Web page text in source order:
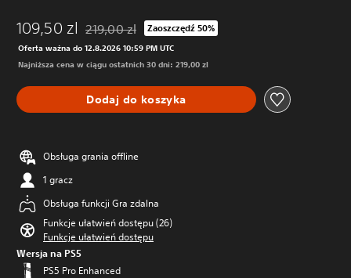
109,50 zl Zastosowano zniżkę z oryginalnej ceny wynoszącej
219,00 zl Zaoszczędź 50%
Oferta ważna do 12.8.2026 10:59 PM UTC
Najniższa cena w ciągu ostatnich 30 dni: 219,00 zl
Dodaj do koszyka
Obsługa grania offline
1 gracz
Obsługa funkcji Gra zdalna
Funkcje ułatwień dostępu (26)
Funkcje ułatwień dostępu
Wersja na PS5
PS5 Pro Enhanced